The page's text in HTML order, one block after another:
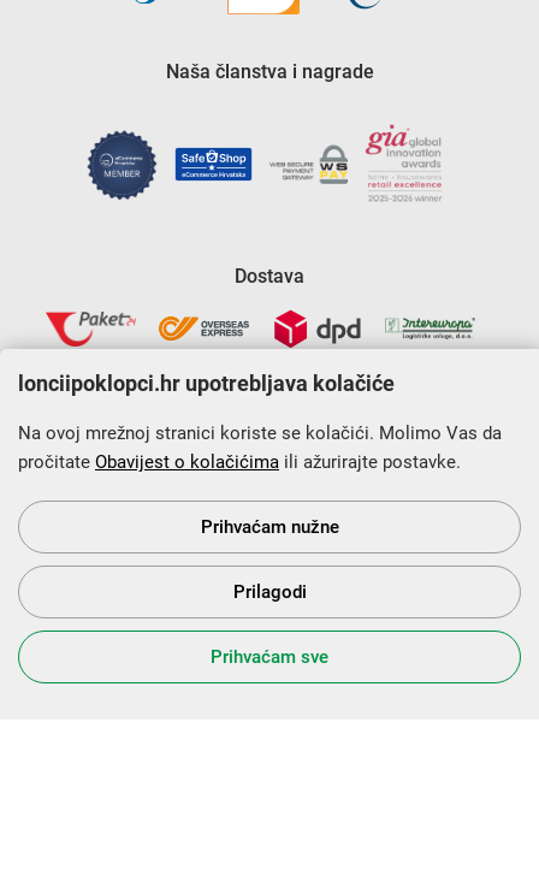
Naša članstva i nagrade
Dostava
Krajnji primatelj financijskog instrumenta sufinanciranog iz
Europskog fonda za regionalni razvoj u sklopu Operativnog
programa „Konkurentnost i kohezija”.
s Vama od 2014. godine!
lonciipoklopci.hr upotrebljava kolačiće
Na ovoj mrežnoj stranici koriste se kolačići. Molimo Vas da
pročitate Obavijest o kolačićima ili ažurirajte postavke.
Prihvaćam nužne
Prilagodi
Prihvaćam sve